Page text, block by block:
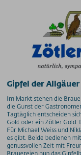
Gipfel der
Im Markt stehen die
die Gunst der
Tagtäglich entscheiden
Gold oder ein Zötler Gold.
Für Michael Weiss und
es gibt. Beide bedienen
genussvollen Zeit mit
Brauereien nun das